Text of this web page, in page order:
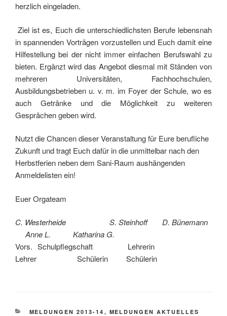
herzlich eingeladen.
Ziel ist es, Euch die unterschiedlichsten Berufe lebensnah
in spannenden Vorträgen vorzustellen und Euch damit eine
Hilfestellung bei der nicht immer einfachen Berufswahl zu
bieten. Ergänzt wird das Angebot diesmal mit Ständen von
mehreren Universitäten, Fachhochschulen,
Ausbildungsbetrieben u. v. m. im Foyer der Schule, wo es
auch Getränke und die Möglichkeit zu weiteren
Gesprächen geben wird.
Nutzt die Chancen dieser Veranstaltung für Eure berufliche
Zukunft und tragt Euch dafür in die unmittelbar nach den
Herbstferien neben dem Sani-Raum aushängenden
Anmeldelisten ein!
Euer Orgateam
C. Westerheide S. Steinhoff D. Bünemann
Anne L. Katharina G.
Vors. Schulpflegschaft Lehrerin
Lehrer Schülerin Schülerin
KATEGORIEN
MELDUNGEN 2013-14 , MELDUNGEN AKTUELLES